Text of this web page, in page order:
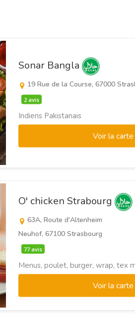
Sonar Bangla
19 Rue de la Course, 67000
2 avis
Indiens Pakistanais
Voir la
O' chicken Strabourg
63A, Route d'Altenheim
Neuhof, 67100 Strasbourg
77 avis
Menus, poulet, burger, wrap, tex
Voir la